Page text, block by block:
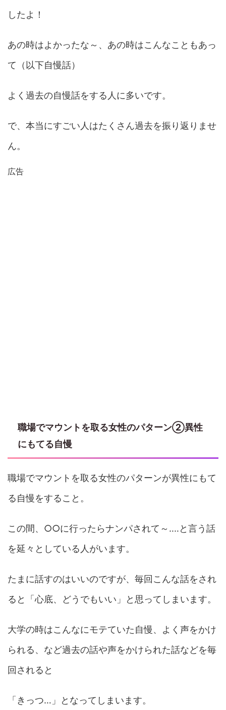
したよ！
あの時はよかったな～、あの時はこんなこともあっ
て（以下自慢話）
よく過去の自慢話をする人に多いです。
で、本当にすごい人はたくさん過去を振り返りませ
ん。
広告
職場でマウントを取る女性のパターン②異性
にもてる自慢
職場でマウントを取る女性のパターンが異性にもて
る自慢をすること。
この間、○○に行ったらナンパされて～‥‥と言う話
を延々としている人がいます。
たまに話すのはいいのですが、毎回こんな話をされ
ると「心底、どうでもいい」と思ってしまいます。
大学の時はこんなにモテていた自慢、よく声をかけ
られる、など過去の話や声をかけられた話などを毎
回されると
「きっつ…」となってしまいます。